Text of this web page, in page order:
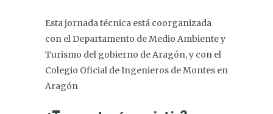
Esta jornada técnica está coorganizada
con el Departamento de Medio Ambiente y
Turismo del gobierno de Aragón, y con el
Colegio Oficial de Ingenieros de Montes en
Aragón